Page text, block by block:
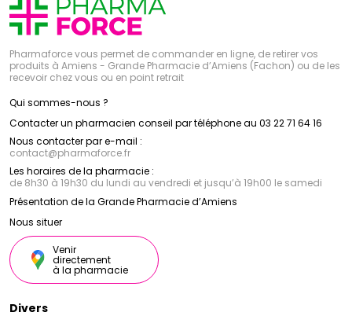
Pharmaforce vous permet de commander en ligne, de retirer vos
produits à Amiens - Grande Pharmacie d’Amiens (Fachon) ou de les
recevoir chez vous ou en point retrait
Qui sommes-nous ?
Contacter un pharmacien conseil par téléphone au 03 22 71 64 16
Nous contacter par e-mail :
contact@pharmaforce.fr
Les horaires de la pharmacie :
de 8h30 à 19h30 du lundi au vendredi et jusqu’à 19h00 le samedi
Présentation de la Grande Pharmacie d’Amiens
Nous situer
Venir
directement
à la pharmacie
Divers